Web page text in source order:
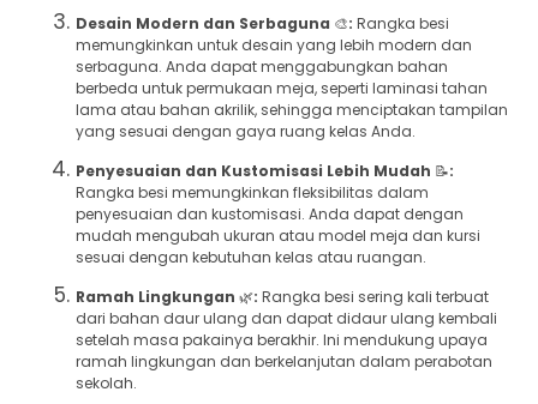
Desain Modern dan Serbaguna 🎨: Rangka besi
memungkinkan untuk desain yang lebih modern dan
serbaguna. Anda dapat menggabungkan bahan
berbeda untuk permukaan meja, seperti laminasi tahan
lama atau bahan akrilik, sehingga menciptakan tampilan
yang sesuai dengan gaya ruang kelas Anda.
Penyesuaian dan Kustomisasi Lebih Mudah 📝:
Rangka besi memungkinkan fleksibilitas dalam
penyesuaian dan kustomisasi. Anda dapat dengan
mudah mengubah ukuran atau model meja dan kursi
sesuai dengan kebutuhan kelas atau ruangan.
Ramah Lingkungan 🌿: Rangka besi sering kali terbuat
dari bahan daur ulang dan dapat didaur ulang kembali
setelah masa pakainya berakhir. Ini mendukung upaya
ramah lingkungan dan berkelanjutan dalam perabotan
sekolah.